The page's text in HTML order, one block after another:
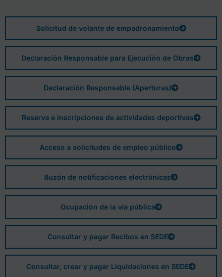
Solicitud de volante de empadronamiento
Declaración Responsable para Ejecución de Obras
Declaración Responsable (Aperturas)
Reserva e inscripciones de actividades deportivas
Acceso a solicitudes de empleo público
Buzón de notificaciones electrónicas
Ocupación de la vía pública
Consultar y pagar Recibos en SEDE
Consultar, crear y pagar Liquidaciones en SEDE